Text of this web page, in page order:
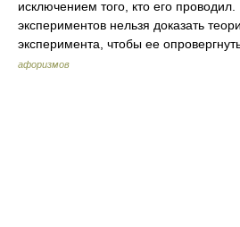
исключением того, кто его
экспериментов нельзя доказать
эксперимента, чтобы ее
афоризмов